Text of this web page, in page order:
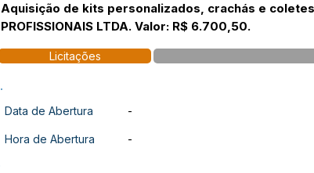
Aquisição de kits personalizados, crachás e coletes
PROFISSIONAIS LTDA. Valor: R$ 6.700,50.
Licitações
Data de Abertura -
Hora de Abertura -